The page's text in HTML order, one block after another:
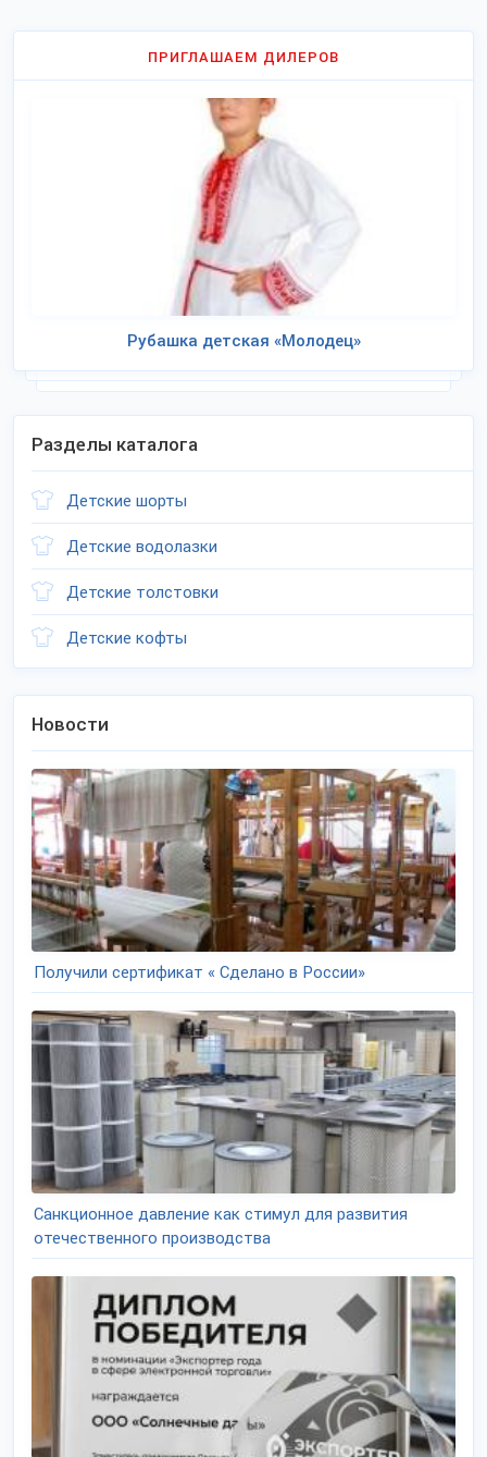
ПРИГЛАШАЕМ ДИЛЕРОВ
Рубашка детская «Молодец»
Разделы каталога
Детские шорты
Детские водолазки
Детские толстовки
Детские кофты
Новости
Получили сертификат « Сделано в России»
Санкционное давление как стимул для развития
отечественного производства